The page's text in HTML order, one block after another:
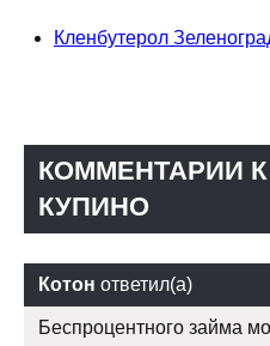
Кленбутерол
КОММЕНТАРИИ К
КУПИНО
Котон ответил(а)
Беспроцентного займа